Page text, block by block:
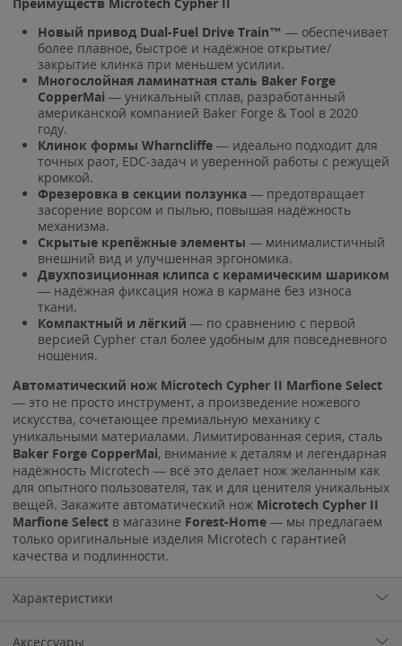
Новый привод Dual-Fuel Drive Train™ — обеспечивает
более плавное, быстрое и надёжное открытие/
закрытие клинка при меньшем усилии.
Многослойная ламинатная сталь Baker Forge
CopperMai — уникальный сплав, разработанный
американской компанией Baker Forge & Tool в 2020
году.
Клинок формы Wharncliffe — идеально подходит для
точных раот, EDC-задач и уверенной работы с режущей
кромкой.
Фрезеровка в секции ползунка — предотвращает
засорение ворсом и пылью, повышая надёжность
механизма.
Скрытые крепёжные элементы — минималистичный
внешний вид и улучшенная эргономика.
Двухпозиционная клипса с керамическим шариком
— надёжная фиксация ножа в кармане без износа
ткани.
Компактный и лёгкий — по сравнению с первой
версией Cypher стал более удобным для повседневного
ношения.
Автоматический нож Microtech Cypher II Marfione Select
— это не просто инструмент, а произведение ножевого
искусства, сочетающее премиальную механику с
уникальными материалами. Лимитированная серия, сталь
Baker Forge CopperMai, внимание к деталям и легендарная
надёжность Microtech — всё это делает нож желанным как
для опытного пользователя, так и для ценителя уникальных
вещей. Закажите автоматический нож Microtech Cypher II
Marfione Select в магазине Forest-Home — мы предлагаем
только оригинальные изделия Microtech с гарантией
качества и подлинности.
Характеристики
Аксессуары